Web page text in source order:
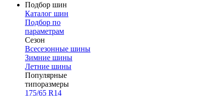
Подбор шин
Каталог шин
Подбор по
параметрам
Сезон
Всесезонные шины
Зимние шины
Летние шины
Популярные
типоразмеры
175/65 R14